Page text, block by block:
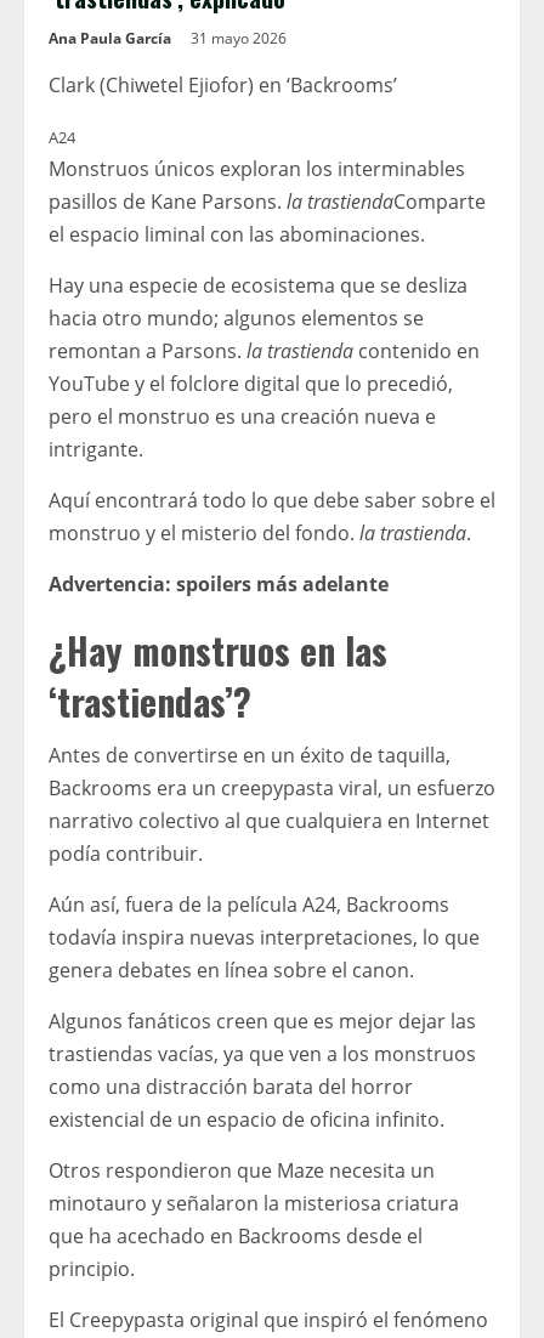
Ana Paula García 31 mayo 2026
Clark (Chiwetel Ejiofor) en ‘Backrooms’
A24
Monstruos únicos exploran los interminables
pasillos de Kane Parsons. la trastiendaComparte
el espacio liminal con las abominaciones.
Hay una especie de ecosistema que se desliza
hacia otro mundo; algunos elementos se
remontan a Parsons. la trastienda contenido en
YouTube y el folclore digital que lo precedió,
pero el monstruo es una creación nueva e
intrigante.
Aquí encontrará todo lo que debe saber sobre el
monstruo y el misterio del fondo. la trastienda.
Advertencia: spoilers más adelante
¿Hay monstruos en las
‘trastiendas’?
Antes de convertirse en un éxito de taquilla,
Backrooms era un creepypasta viral, un esfuerzo
narrativo colectivo al que cualquiera en Internet
podía contribuir.
Aún así, fuera de la película A24, Backrooms
todavía inspira nuevas interpretaciones, lo que
genera debates en línea sobre el canon.
Algunos fanáticos creen que es mejor dejar las
trastiendas vacías, ya que ven a los monstruos
como una distracción barata del horror
existencial de un espacio de oficina infinito.
Otros respondieron que Maze necesita un
minotauro y señalaron la misteriosa criatura
que ha acechado en Backrooms desde el
principio.
El Creepypasta original que inspiró el fenómeno